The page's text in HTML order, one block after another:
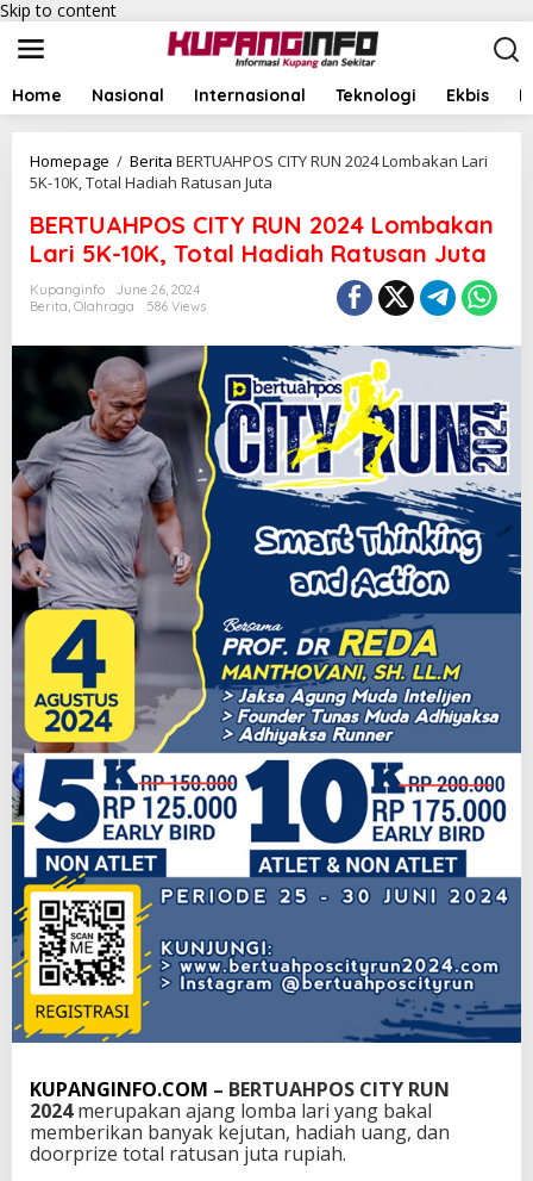
Skip to content
Home Nasional Internasional Teknologi Ekbis
Homepage / Berita BERTUAHPOS CITY RUN 2024 Lombakan Lari
5K-10K, Total Hadiah Ratusan Juta
BERTUAHPOS CITY RUN 2024 Lombakan
Lari 5K-10K, Total Hadiah Ratusan Juta
Kupanginfo
June 26, 2024
Berita, Olahraga 586 Views
KUPANGINFO.COM – BERTUAHPOS CITY RUN
2024merupakan ajang lomba lari yang bakal
memberikan banyak kejutan, hadiah uang, dan
doorprize total ratusan juta rupiah.